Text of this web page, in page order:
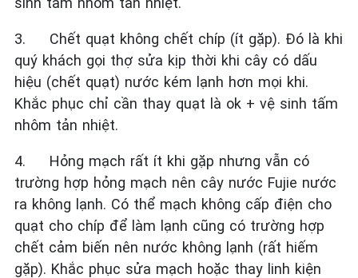
3. Chết quạt không chết chíp (ít gặp). Đó là khi
quý khách gọi thợ sửa kịp thời khi cây có dấu
hiệu (chết quạt) nước kém lạnh hơn mọi khi.
Khắc phục chỉ cần thay quạt là ok + vệ sinh tấm
nhôm tản nhiệt.
4. Hỏng mạch rất ít khi gặp nhưng vẫn có
trường hợp hỏng mạch nên cây nước Fujie nước
ra không lạnh. Có thể mạch không cấp điện cho
quạt cho chíp để làm lạnh cũng có trường hợp
chết cảm biến nên nước không lạnh (rất hiếm
gặp). Khắc phục sửa mạch hoặc thay linh kiện